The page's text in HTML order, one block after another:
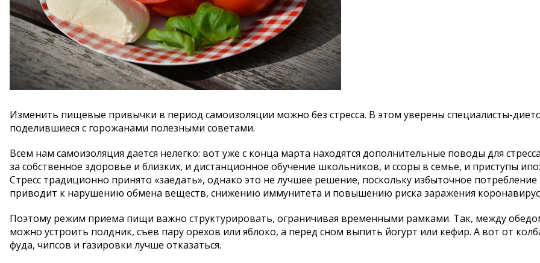
Изменить пищевые привычки в период самоизоляции можно без стресса. В этом уверены специалисты-
поделившиеся с горожанами полезными советами.
Всем нам самоизоляция дается нелегко: вот уже с конца марта находятся дополнительные поводы для
за собственное здоровье и близких, и дистанционное обучение школьников, и ссоры в семье, и приступы
Стресс традиционно принято «заедать», однако это не лучшее решение, поскольку избыточное
приводит к нарушению обмена веществ, снижению иммунитета и повышению риска заражения
Поэтому режим приема пищи важно структурировать, ограничивая временными рамками. Так, между
можно устроить полдник, съев пару орехов или яблоко, а перед сном выпить йогурт или кефир. А вот от
фуда, чипсов и газировки лучше отказаться.